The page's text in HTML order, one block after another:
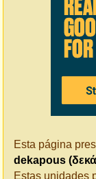
Esta página
dekapous
Estas unidades